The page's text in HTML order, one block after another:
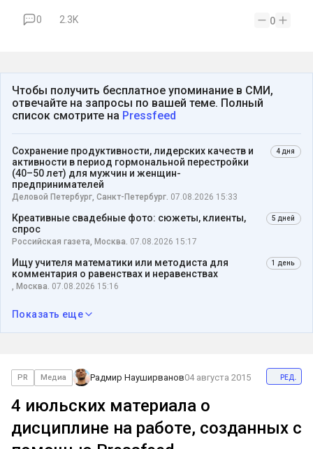
0 2.3K 0
Чтобы получить бесплатное упоминание в СМИ,
отвечайте на запросы по вашей теме. Полный
список смотрите на Pressfeed
Сохранение продуктивности, лидерских качеств и
активности в период гормональной перестройки
(40–50 лет) для мужчин и женщин-
предпринимателей
4 дня
Деловой Петербург, Санкт-Петербург. 07.08.2026 15:33
Креативные свадебные фото: сюжеты, клиенты,
спрос
5 дней
Российская газета, Москва. 07.08.2026 15:17
Ищу учителя математики или методиста для
комментария о равенствах и неравенствах
1 день
, Москва. 07.08.2026 15:16
Показать еще
PR Медиа Радмир Науширванов04 августа 2015 ред.
4 июльских материала о
дисциплине на работе, созданных с